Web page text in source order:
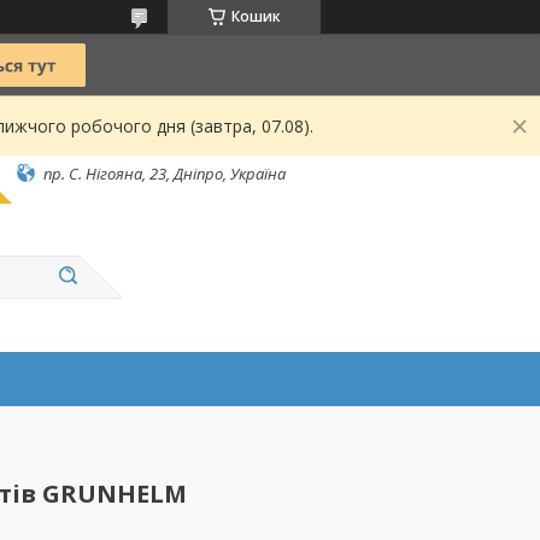
Кошик
робочого дня (завтра, 07.08).
пр. С. Нігояна, 23, Дніпро, Україна
GRUNHELM